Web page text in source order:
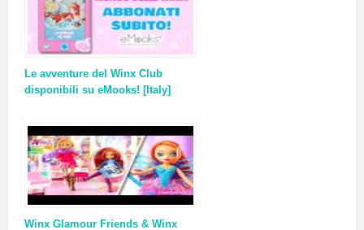
Le avventure del Winx Club
disponibili su eMooks! [Italy]
Winx Glamour Friends & Winx